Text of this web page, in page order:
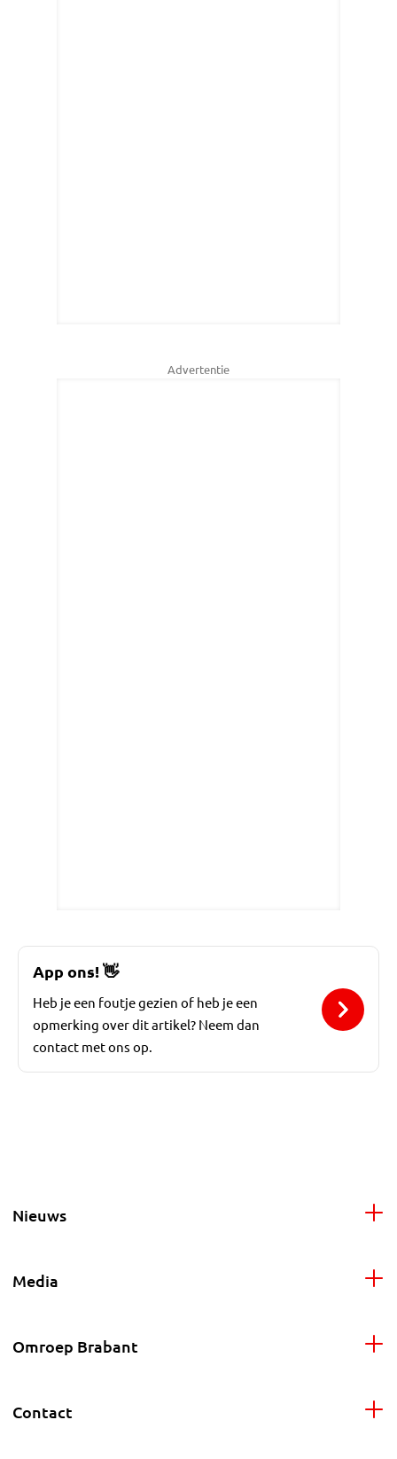
Advertentie
App ons!👋
Heb je een foutje gezien of heb je een
opmerking over dit artikel? Neem dan
contact met ons op.
Nieuws
Media
Omroep Brabant
Contact